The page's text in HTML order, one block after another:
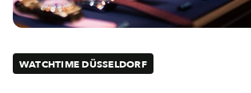
WATCHTIME DÜSSELDORF